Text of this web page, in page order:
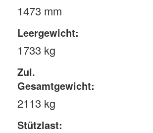
1473 mm
Leergewicht:
1733 kg
Zul.
Gesamtgewicht:
2113 kg
Stützlast: